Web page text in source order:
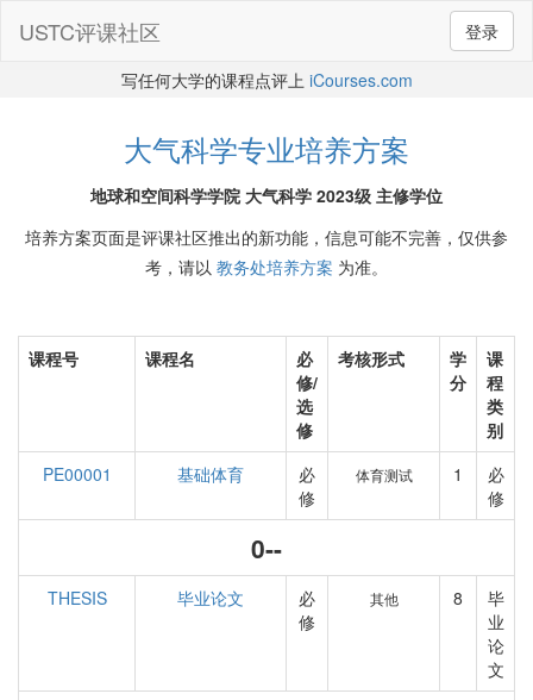
登录
USTC评课社区
写任何大学的课程点评上 iCourses.com
大气科学专业培养方案
地球和空间科学学院 大气科学 2023级 主修学位
培养方案页面是评课社区推出的新功能，信息可能不完善，仅供参
考，请以 教务处培养方案 为准。
课程号 课程名
必
修/
选
修
考核形式
学
分
课
程
类
别
PE00001
基础体育
必
修
体育测试 1
必
修
0--
THESIS 毕业论文
必
修
其他 8
毕
业
论
文